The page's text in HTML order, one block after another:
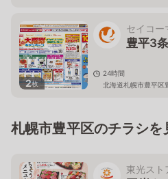
2枚
セイコー
豊平3
24時間
北海道札幌市豊平区
札幌市豊平区のチラシを
東光スト